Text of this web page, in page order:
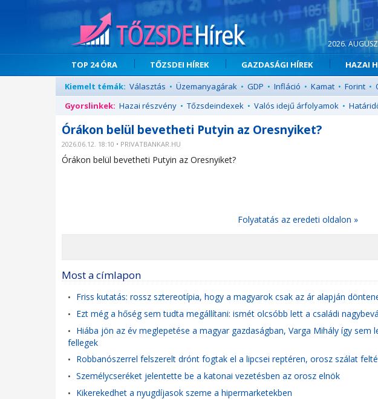
2026.
TOP 24 ÓRA TŐZSDEI HÍREK GAZDASÁGI HÍREK HAZAI
Kiemelt témák: Választás • Üzemanyagárak • GDP • Infláció • Kamat • Forint •
Gyorslinkek: Hazai részvény • Tőzsdeindexek • Valós idejű árfolyamok •
Órákon belül bevetheti Putyin az Oresnyiket?
2026.06.12. 18:10 • PRIVATBANKAR.HU
Órákon belül bevetheti Putyin az Oresnyiket?
Folyatatás az eredeti oldalon »
Most a címlapon
• Friss kutatás: rossz sztereotípia, hogy a magyarok csak az ár alapján
• Ezt még a hőség sem tudta megállítani: ismét olcsóbb lett a családi
• Hiába jön az év meglepetése a magyar gazdaságban, Varga Mihály így
fellegek
• Robbanószerrel felszerelt drónt fogtak el a lipcsei reptéren, orosz szálat
• Személycseréket jelentette be a katonai vezetésben az orosz elnök
• Kikerekedhet a nyugdíjasok szeme a hipermarketekben